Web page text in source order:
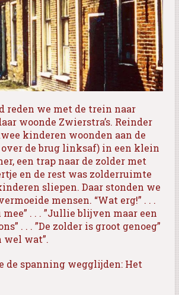
reden we met de trein naar
woonde Zwierstra’s. Reinder
kinderen woonden aan de
de brug linksaf) in een klein
een trap naar de zolder met
en de rest was zolderruimte
sliepen. Daar stonden we
mensen. “Wat erg!” . . .
mee” . . . ”Jullie blijven maar een
. . . ”De zolder is groot genoeg”
wel wat”.
de spanning wegglijden: Het